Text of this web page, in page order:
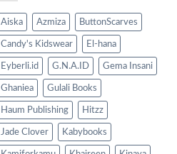
Aiska Azmiza ButtonScarves
Candy's Kidswear El-hana
Eyberli.id G.N.A.ID Gema Insani
Ghaniea Gulali Books
Haum Publishing Hitzz
Jade Clover Kabybooks